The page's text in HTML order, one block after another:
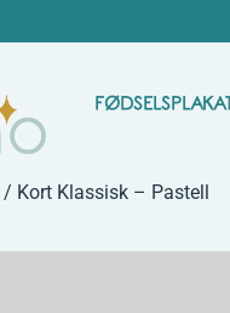
/ Kort Klassisk – Pastell